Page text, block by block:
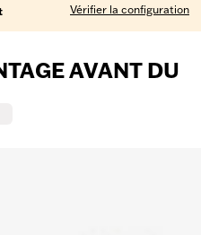
Vérifier la configuration
AVANT DU